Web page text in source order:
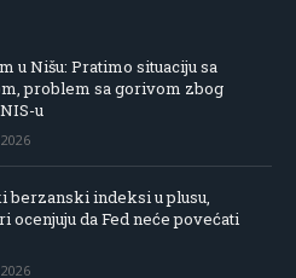
u Nišu: Pratimo situaciju sa
problem sa gorivom zbog
u
berzanski indeksi u plusu,
ocenjuju da Fed neće povećati